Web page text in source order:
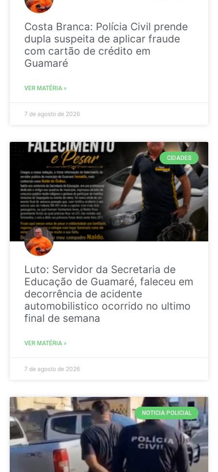
Costa Branca: Polícia Civil prende
dupla suspeita de aplicar fraude
com cartão de crédito em
Guamaré
VER MATÉRIA »
7 de agosto de 2026
CIDADES
Luto: Servidor da Secretaria de
Educação de Guamaré, faleceu em
decorrência de acidente
automobilistico ocorrido no ultimo
final de semana
VER MATÉRIA »
7 de agosto de 2026
NOTICIA POLICIAL